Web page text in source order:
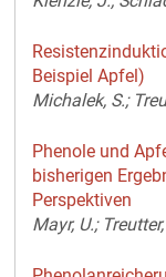
Beispiel Apfel)
Michalek, S.;
Phenole und
bisherigen
Perspektiven
Mayr, U.; Treutter,